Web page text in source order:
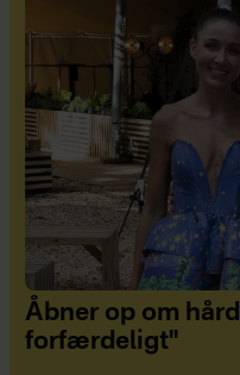
Åbner op om
forfærdeligt"